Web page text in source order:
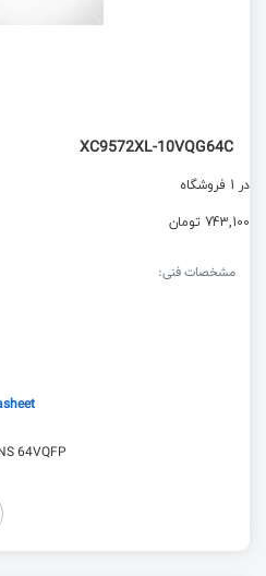
XC9572XL-10VQG64C
در 1 فروشگاه
743,100 تومان
مشخصات فنی:
64VQFP